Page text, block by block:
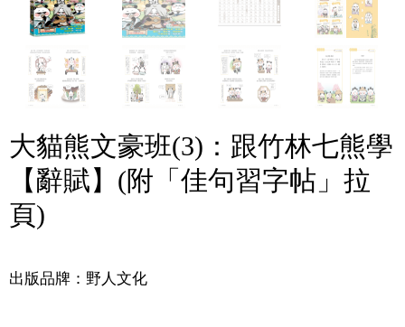
大貓熊文豪班(3)：跟竹林七熊學
【辭賦】(附「佳句習字帖」拉
頁)
出版品牌：野人文化